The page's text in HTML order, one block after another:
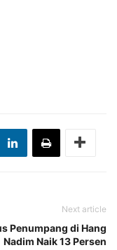
Next article
Penumpang di Hang
Nadim Naik 13 Persen